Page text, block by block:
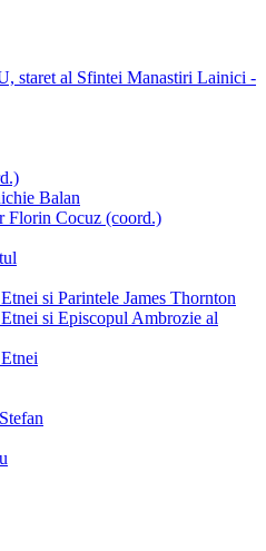
staret al Sfintei Manastiri Lainici -
Balan
Florin Cocuz (coord.)
si Parintele James Thornton
si Episcopul Ambrozie al